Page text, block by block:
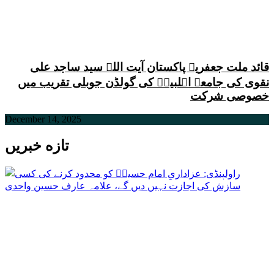
قائد ملت جعفریہ پاکستان آیت اللہ سید ساجد علی
نقوی کی جامعۃ اہلبیتؑ کی گولڈن جوبلی تقریب میں
خصوصی شرکت
December 14, 2025
تازه خبریں